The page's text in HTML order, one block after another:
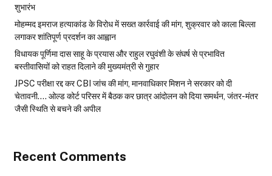
शुभारंभ
मोहम्मद इमराज हत्याकांड के विरोध में सख्त कार्रवाई की मांग, शुक्रवार को काला बिल्ला
लगाकर शांतिपूर्ण प्रदर्शन का आह्वान
विधायक पूर्णिमा दास साहू के प्रयास और राहुल रघुवंशी के संघर्ष से प्रभावित
बस्तीवासियों को राहत दिलाने की मुख्यमंत्री से गुहार
JPSC परीक्षा रद्द कर CBI जांच की मांग, मानवाधिकार मिशन ने सरकार को दी
चेतावनी…. ओल्ड कोर्ट परिसर में बैठक कर छात्र आंदोलन को दिया समर्थन, जंतर-मंतर
जैसी स्थिति से बचने की अपील
Recent Comments